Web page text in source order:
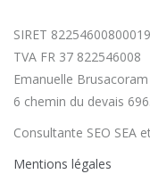
SIRET 82254600800019
TVA FR 37 822546008
Emanuelle Brusacoram
6 chemin du devais
Consultante SEO SEA
Mentions légales